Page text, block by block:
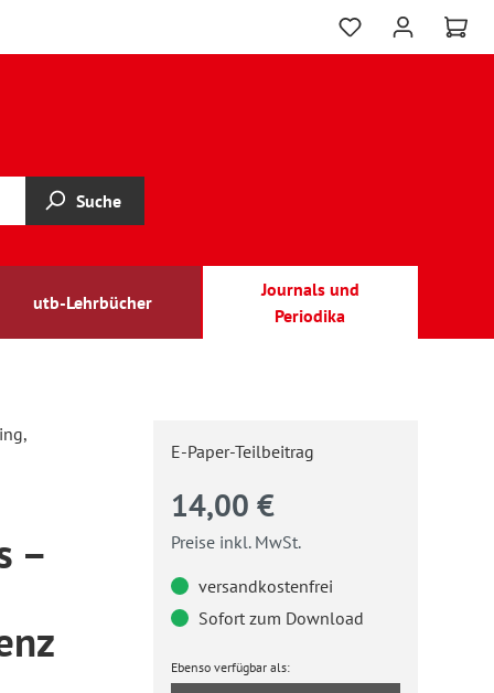
Suche
utb-Lehrbücher
Journals und
Periodika
–
E-Paper-Teilbeitrag
14,00 €
Preise inkl. MwSt.
versandkostenfrei
Sofort zum Download
Ebenso verfügbar als: